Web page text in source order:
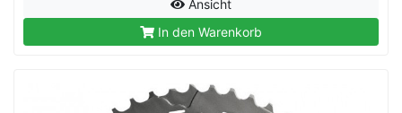
Ansicht
In den Warenkorb